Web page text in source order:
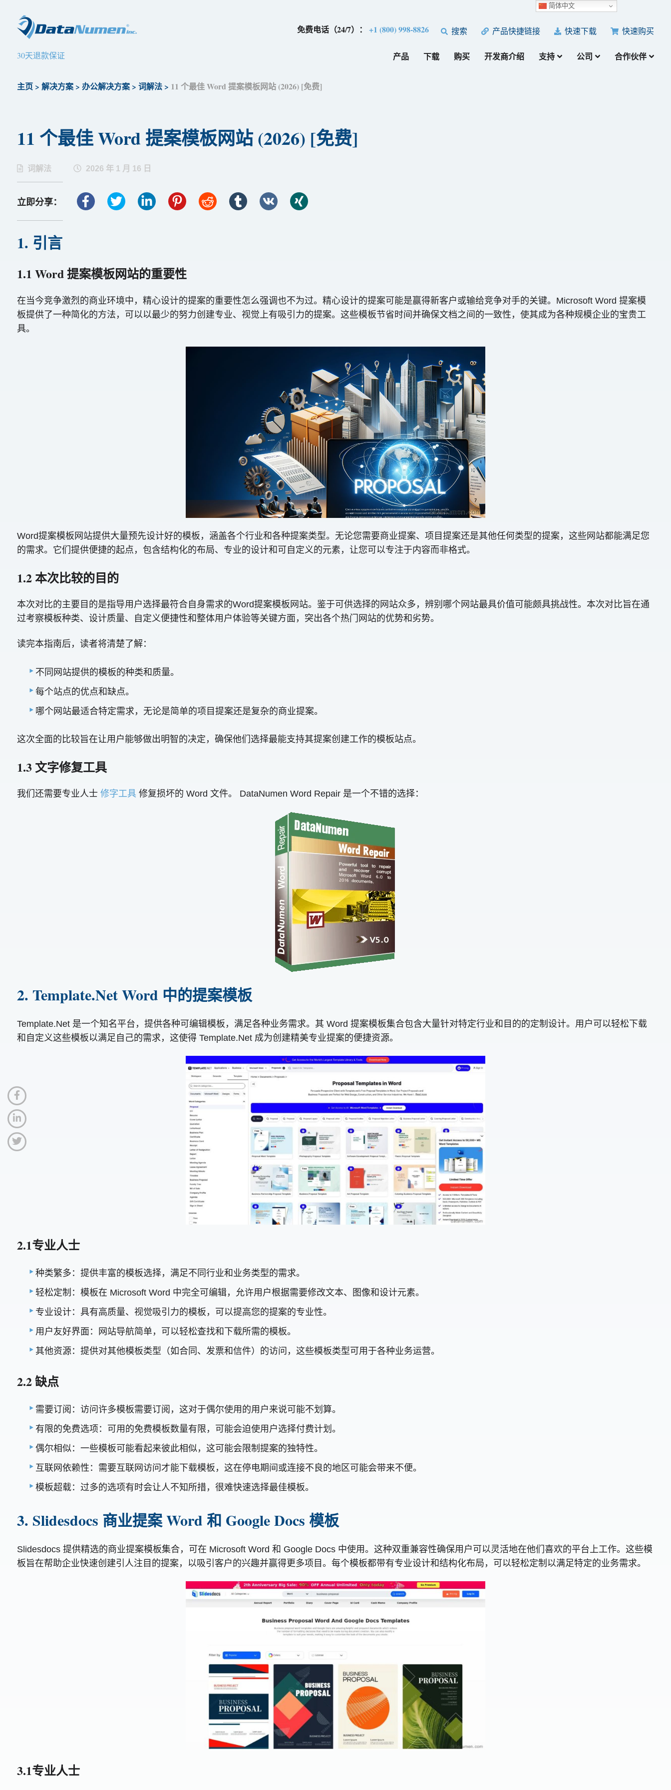
免费电话（24/7）：+1 (800) 998-8826 搜索 产品快捷链接 快速下载 快速购买
30天退款保证 产品 下载 购买 开发商介绍 支持 公司 合作伙伴
主页> 解决方案> 办公解决方案> 词解法> 11 个最佳 Word 提案模板网站 (2026) [免费]
11 个最佳 Word 提案模板网站 (2026) [免费]
词解法 2026 年 1 月 16 日
立即分享：
1. 引言
1.1 Word 提案模板网站的重要性
在当今竞争激烈的商业环境中，精心设计的提案的重要性怎么强调也不为过。精心设计的提案可能是赢得新客户或输给竞争对手的关键。Microsoft Word 提案模
板提供了一种简化的方法，可以以最少的努力创建专业、视觉上有吸引力的提案。这些模板节省时间并确保文档之间的一致性，使其成为各种规模企业的宝贵工
具。
Word提案模板网站提供大量预先设计好的模板，涵盖各个行业和各种提案类型。无论您需要商业提案、项目提案还是其他任何类型的提案，这些网站都能满足您
的需求。它们提供便捷的起点，包含结构化的布局、专业的设计和可自定义的元素，让您可以专注于内容而非格式。
1.2 本次比较的目的
本次对比的主要目的是指导用户选择最符合自身需求的Word提案模板网站。鉴于可供选择的网站众多，辨别哪个网站最具价值可能颇具挑战性。本次对比旨在通
过考察模板种类、设计质量、自定义便捷性和整体用户体验等关键方面，突出各个热门网站的优势和劣势。
读完本指南后，读者将清楚了解：
不同网站提供的模板的种类和质量。
每个站点的优点和缺点。
哪个网站最适合特定需求，无论是简单的项目提案还是复杂的商业提案。
这次全面的比较旨在让用户能够做出明智的决定，确保他们选择最能支持其提案创建工作的模板站点。
1.3 文字修复工具
我们还需要专业人士 修字工具 修复损坏的 Word 文件。 DataNumen Word Repair 是一个不错的选择：
2. Template.Net Word 中的提案模板
Template.Net 是一个知名平台，提供各种可编辑模板，满足各种业务需求。其 Word 提案模板集合包含大量针对特定行业和目的的定制设计。用户可以轻松下载
和自定义这些模板以满足自己的需求，这使得 Template.Net 成为创建精美专业提案的便捷资源。
2.1专业人士
种类繁多：提供丰富的模板选择，满足不同行业和业务类型的需求。
轻松定制：模板在 Microsoft Word 中完全可编辑，允许用户根据需要修改文本、图像和设计元素。
专业设计：具有高质量、视觉吸引力的模板，可以提高您的提案的专业性。
用户友好界面：网站导航简单，可以轻松查找和下载所需的模板。
其他资源：提供对其他模板类型（如合同、发票和信件）的访问，这些模板类型可用于各种业务运营。
2.2 缺点
需要订阅：访问许多模板需要订阅，这对于偶尔使用的用户来说可能不划算。
有限的免费选项：可用的免费模板数量有限，可能会迫使用户选择付费计划。
偶尔相似：一些模板可能看起来彼此相似，这可能会限制提案的独特性。
互联网依赖性：需要互联网访问才能下载模板，这在停电期间或连接不良的地区可能会带来不便。
模板超载：过多的选项有时会让人不知所措，很难快速选择最佳模板。
3. Slidesdocs 商业提案 Word 和 Google Docs 模板
Slidesdocs 提供精选的商业提案模板集合，可在 Microsoft Word 和 Google Docs 中使用。这种双重兼容性确保用户可以灵活地在他们喜欢的平台上工作。这些模
板旨在帮助企业快速创建引人注目的提案，以吸引客户的兴趣并赢得更多项目。每个模板都带有专业设计和结构化布局，可以轻松定制以满足特定的业务需求。
3.1专业人士
简体中文